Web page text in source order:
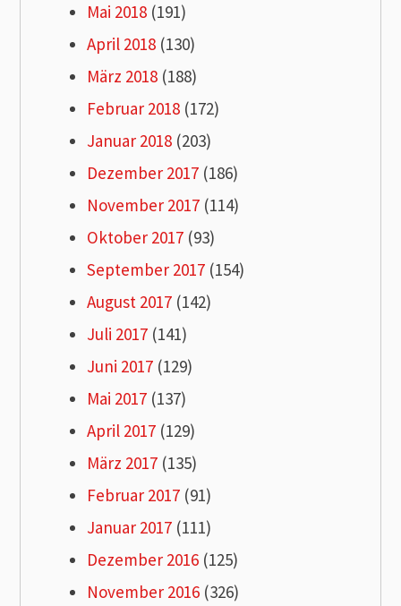
Mai 2018 (191)
April 2018 (130)
März 2018 (188)
Februar 2018 (172)
Januar 2018 (203)
Dezember 2017 (186)
November 2017 (114)
Oktober 2017 (93)
September 2017 (154)
August 2017 (142)
Juli 2017 (141)
Juni 2017 (129)
Mai 2017 (137)
April 2017 (129)
März 2017 (135)
Februar 2017 (91)
Januar 2017 (111)
Dezember 2016 (125)
November 2016 (326)